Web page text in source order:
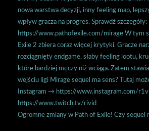
Ogromne zmiany w Path of Exile! Czy sequel